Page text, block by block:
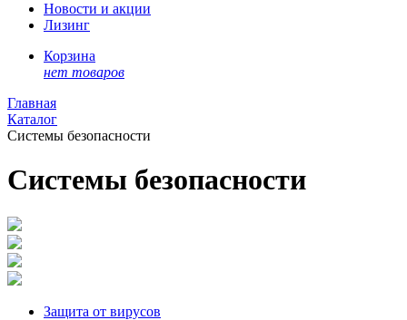
Новости и акции
Лизинг
Корзина
нет товаров
Главная
Каталог
Системы безопасности
Системы безопасности
Защита от вирусов